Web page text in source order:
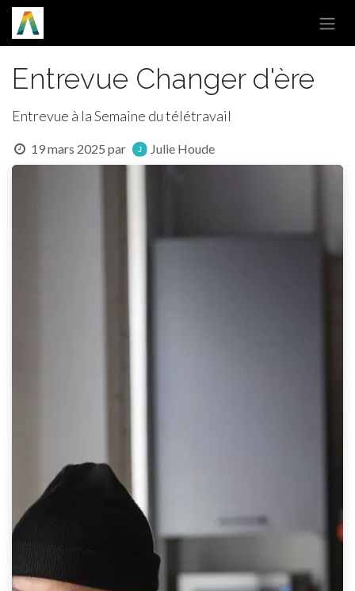
Se rendre au contenu
Entrevue Changer d'ère
Entrevue à la Semaine du télétravail
19 mars 2025 par Julie Houde